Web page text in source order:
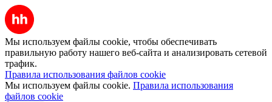
Мы используем файлы cookie, чтобы обеспечивать
правильную работу нашего веб-сайта и анализировать сетевой
трафик.
Правила использования файлов cookie
Мы используем файлы cookie. Правила использования
файлов cookie